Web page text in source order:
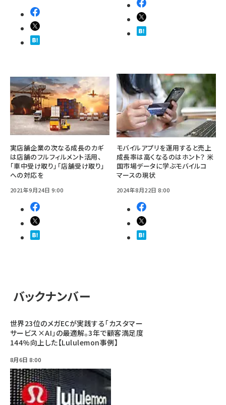
実店舗企業の次なる成長のカギ
は店舗のフルフィルメント活用、
「車中受け取り」「店舗受け取り」
への対応を
2021年9月24日 9:00
モバイルアプリを運用すると売上
成長率は高くなるのはホント？ 米
国市場データに学ぶモバイルコ
マースの現状
2024年8月22日 8:00
バックナンバー
世界23位のメガECが実践する「カスタマー
サービス×AI」の最適解。3年で顧客満足度
144%向上した【Lululemon事例】
8月6日 8:00